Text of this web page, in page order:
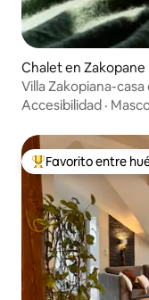
Chalet en Zakopane
Villa Zakopiana-
Accesibilidad ·
De los mejores en
Favorito entre